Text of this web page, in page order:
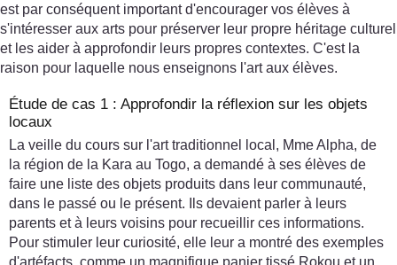
est par conséquent important d'encourager vos élèves à
s'intéresser aux arts pour préserver leur propre héritage culturel
et les aider à approfondir leurs propres contextes. C'est la
raison pour laquelle nous enseignons l'art aux élèves.
Étude de cas 1 : Approfondir la réflexion sur les objets
locaux
La veille du cours sur l'art traditionnel local, Mme Alpha, de
la région de la Kara au Togo, a demandé à ses élèves de
faire une liste des objets produits dans leur communauté,
dans le passé ou le présent. Ils devaient parler à leurs
parents et à leurs voisins pour recueillir ces informations.
Pour stimuler leur curiosité, elle leur a montré des exemples
d'artéfacts, comme un magnifique panier tissé Rokou et un